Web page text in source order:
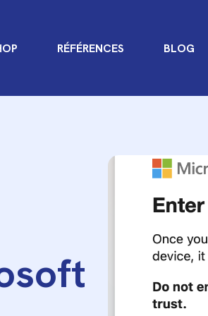
RÉFÉRENCES BLOG